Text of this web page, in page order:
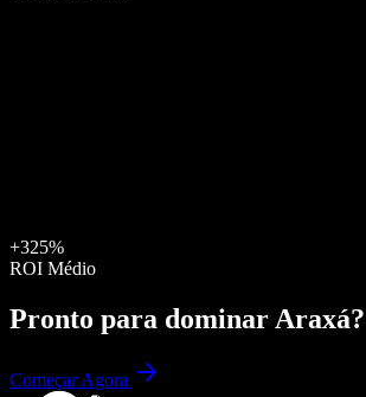
+325%
ROI Médio
Pronto para dominar Araxá?
Começar Agora